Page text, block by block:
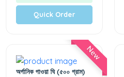
Quick Order
New
অর্গানিক গাওয়া ঘি (৫০০ গ্রাম)